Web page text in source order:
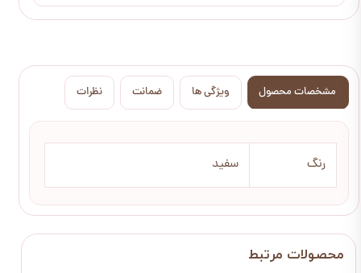
مشخصات محصول ویژگی ها ضمانت نظرات
رنگ سفید